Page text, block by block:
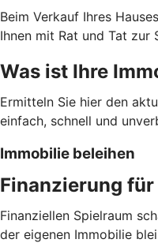
Beim Verkauf Ihres
Ihnen mit Rat und Tat zur
Was ist Ihre
Ermitteln Sie hier den
einfach, schnell und
Immobilie beleihen
Finanzierung
Finanziellen Spielraum
der eigenen Immobilie